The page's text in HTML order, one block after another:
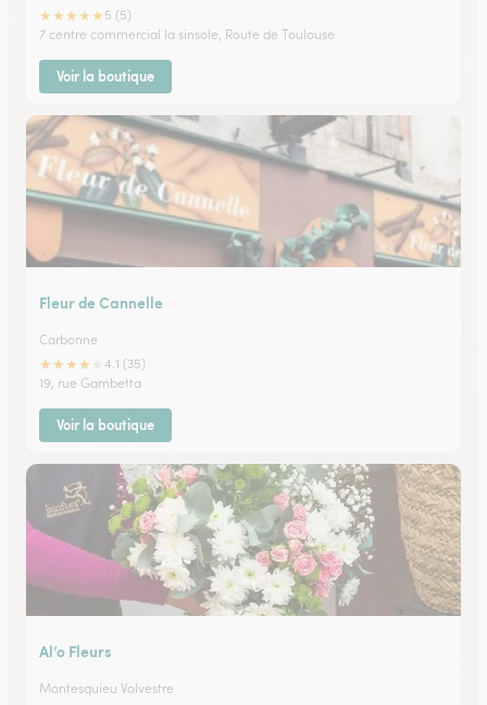
★★★★★ 5 (5)
7 centre commercial la sinsole, Route de Toulouse
Voir la boutique
Fleur de Cannelle
Carbonne
★★★★
4.1 (35)
19, rue Gambetta
Voir la boutique
Al’o Fleurs
Montesquieu Volvestre